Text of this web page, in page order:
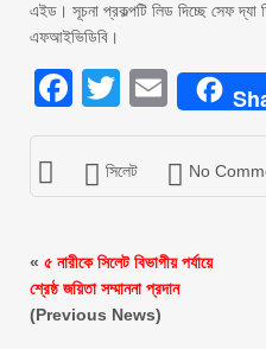
এইড। সূচনা প্রকল্পটি লিড দিচ্ছে সেফ দ্যা
এফআইভিডিবি।
Facebook
Twitter
Email
সিলেট No
« ৫ নারীকে সিলেট বিভাগীয় পর্যায়ে
শ্রেষ্ঠ জয়িতা সম্মাননা প্রদান
(Previous News)